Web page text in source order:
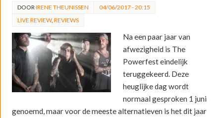
DOOR IRENE THEUNISSEN
04/06/2017 - 20:15
LIVE REVIEW, REVIEWS
Na een paar jaar van
afwezigheid is The
Powerfest eindelijk
teruggekeerd. Deze
heuglijke dag wordt
normaal gesproken 1 juni
genoemd, maar voor de meeste alternatieven is het dit jaar